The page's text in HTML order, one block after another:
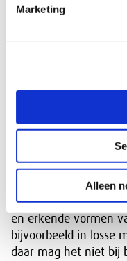
Marketing
Alleen
veranderen, hoort
onlosmakelijk bij. De
breder geworden:
eerste baan, maar
ontwikkelen tijdens
vraagt van
uit hun eigen bubbel
denken vanuit
ontwikkelvragen van
werkgevers en de
de beroepspraktijk
Dat vraagt om
en erkende vormen
bijvoorbeeld in losse
daar mag het niet bij